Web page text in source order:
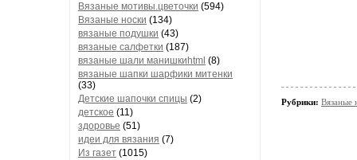
Вязаные мотивы.цветочки (594)
Вязаные носки (134)
вязаные подушки (43)
вязаные салфетки (187)
вязаные шали манишкиhtml (8)
вязаные шапки шарфики митенки
(33)
Детские шапочки спицы (2)
детское (11)
здоровье (51)
идеи для вязания (7)
Из газет (1015)
Рубрики: Вязаные